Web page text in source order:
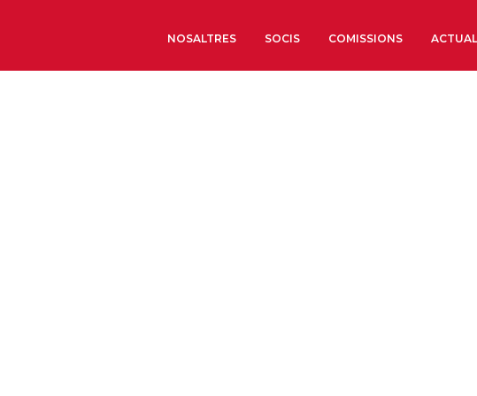
NOSALTRES SOCIS COMISSIONS